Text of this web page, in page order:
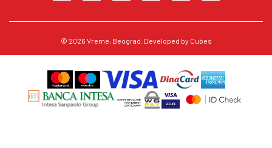
© 2026 Vreme, Beograd. Developed by Cubes